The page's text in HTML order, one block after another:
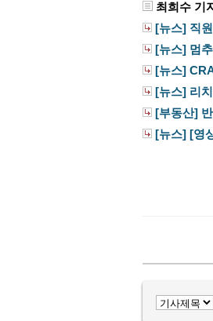
최희수 기
[뉴스] 직
[뉴스] 멈
[뉴스]
[뉴스] 리
[부동산]
[뉴스] [영